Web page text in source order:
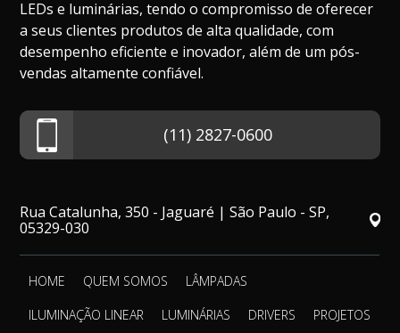
LEDs e luminárias, tendo o compromisso de oferecer
a seus clientes produtos de alta qualidade, com
desempenho eficiente e inovador, além de um pós-
vendas altamente confiável.
(11) 2827-0600
Rua Catalunha, 350 - Jaguaré | São Paulo - SP,
05329-030
HOME QUEM SOMOS
LÂMPADAS
ILUMINAÇÃO LINEAR
LUMINÁRIAS DRIVERS PROJETOS